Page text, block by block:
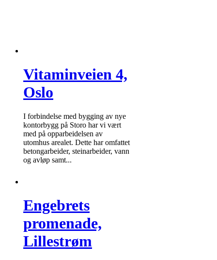
Vitaminveien 4,
Oslo
I forbindelse med bygging av nye
kontorbygg på Storo har vi vært
med på opparbeidelsen av
utomhus arealet. Dette har omfattet
betongarbeider, steinarbeider, vann
og avløp samt...
Engebrets
promenade,
Lillestrøm